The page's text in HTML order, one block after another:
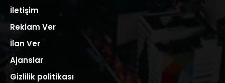
İletişim
Reklam Ver
İlan Ver
Ajanslar
Gizlilik politikası